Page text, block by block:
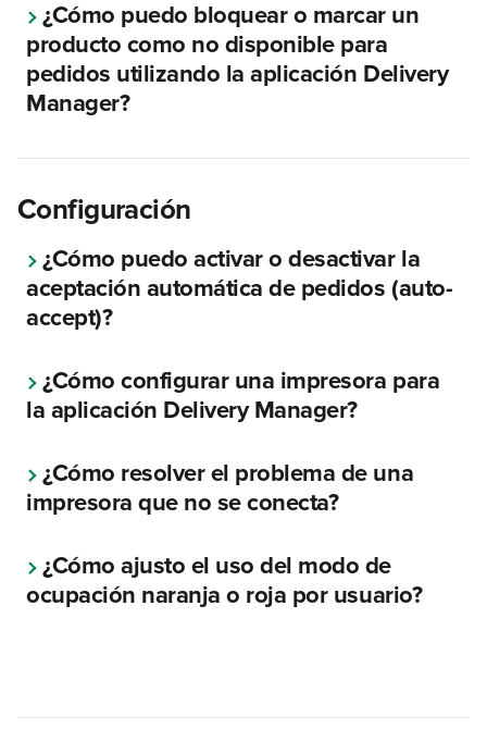
¿Cómo puedo bloquear o marcar un
producto como no disponible para
pedidos utilizando la aplicación Delivery
Manager?
Configuración
¿Cómo puedo activar o desactivar la
aceptación automática de pedidos (auto-
accept)?
¿Cómo configurar una impresora para
la aplicación Delivery Manager?
¿Cómo resolver el problema de una
impresora que no se conecta?
¿Cómo ajusto el uso del modo de
ocupación naranja o roja por usuario?